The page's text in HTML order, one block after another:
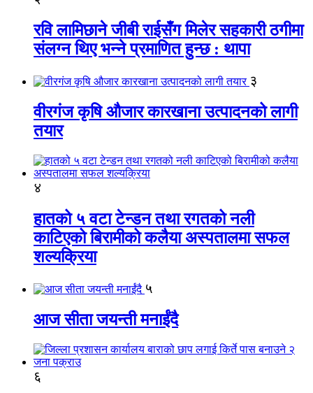
रवि लामिछाने जीबी राईसँग मिलेर सहकारी ठगीमा
संलग्न थिए भन्ने प्रमाणित हुन्छ : थापा
३
वीरगंज कृषि औजार कारखाना उत्पादनको लागी
तयार
४
हातको ५ वटा टेन्डन तथा रगतको नली
काटिएको बिरामीको कलैया अस्पतालमा सफल
शल्यक्रिया
५
आज सीता जयन्ती मनाईंदै
६